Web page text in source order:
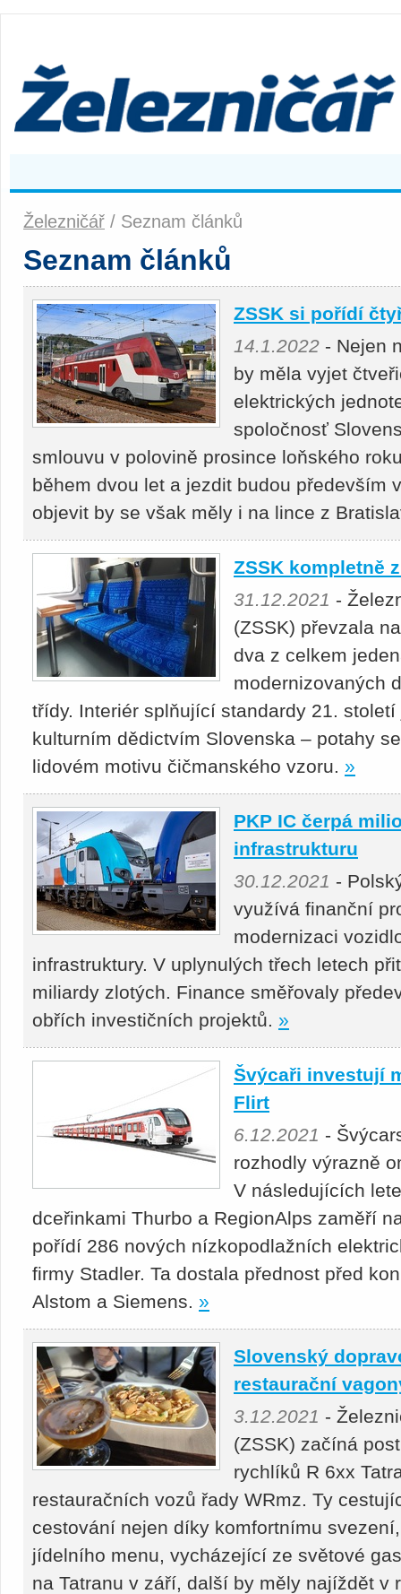
Železničář / Seznam článků
Seznam článků
ZSSK si pořídí
14.1.2022 - Nejen
by měla vyjet
elektrických
spoločnosť
smlouvu v polovině prosince loňského
během dvou let a jezdit budou především
objevit by se však měly i na lince z
ZSSK kompletně
31.12.2021 -
(ZSSK) převzala
dva z celkem
modernizovaných
třídy. Interiér splňující standardy 21.
kulturním dědictvím Slovenska – potahy
lidovém motivu čičmanského vzoru. »
PKP IC čerpá
infrastrukturu
30.12.2021 -
využívá finanční
modernizaci
infrastruktury. V uplynulých třech letech
miliardy zlotých. Finance směřovaly
obřích investičních projektů. »
Švýcaři investují
Flirt
6.12.2021 -
rozhodly výrazně
V následujících
dceřinkami Thurbo a RegionAlps zaměří
pořídí 286 nových nízkopodlažních
firmy Stadler. Ta dostala přednost před
Alstom a Siemens. »
Slovenský
restaurační
3.12.2021 -
(ZSSK) začíná
rychlíků R 6xx
restauračních vozů řady WRmz. Ty
cestování nejen díky komfortnímu
jídelního menu, vycházející ze světové
na Tatranu v září, další by měly najíždět v